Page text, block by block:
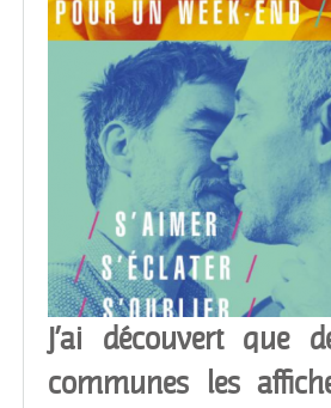
J’ai découvert
communes les